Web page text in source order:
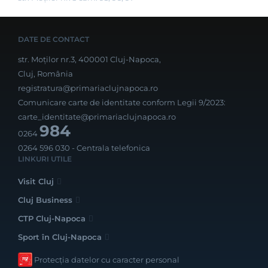
DATE DE CONTACT
str. Moților nr.3, 400001 Cluj-Napoca,
Cluj, România
registratura@primariaclujnapoca.ro
Comunicare carte de identitate conform Legii 9/2023:
carte_identitate@primariaclujnapoca.ro
0264984
0264 596 030 - Centrala telefonica
LINKURI UTILE
Visit Cluj
Cluj Business
CTP Cluj-Napoca
Sport în Cluj-Napoca
Protecția datelor cu caracter personal